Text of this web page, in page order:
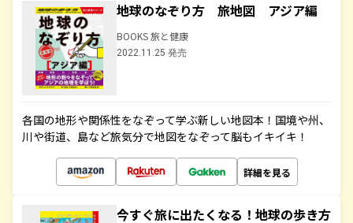
地球のなぞり方 旅地図 アジア編
BOOKS 旅と健康
2022.11.25 発売
各国の地形や関係性をなぞって学ぶ新しい地図本！国境や州、
川や街道、島など旅気分で地図をなぞって脳もイキイキ！
詳細を見る
今すぐ旅に出たくなる！地球の歩き方